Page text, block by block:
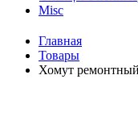
Misc
Главная
Товары
Хомут